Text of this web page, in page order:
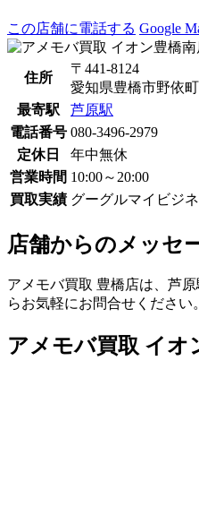
この店舗に電話する Google
住所
〒441-8124
愛知県豊橋市野依
最寄駅
芦原駅
電話番号 080-3496-2979
定休日
年中無休
営業時間 10:00～20:00
買取実績 グーグルマイビジ
店舗からのメッセ
アメモバ買取 豊橋店は、芦
らお気軽にお問合せください。
アメモバ買取 イオ